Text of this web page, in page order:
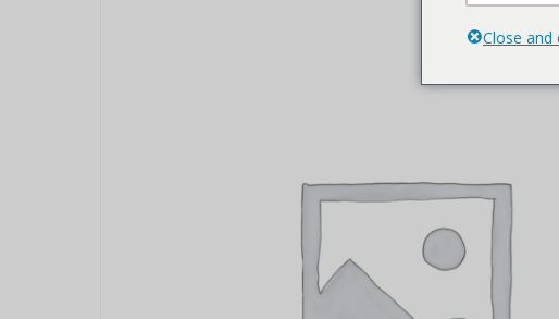
Close and